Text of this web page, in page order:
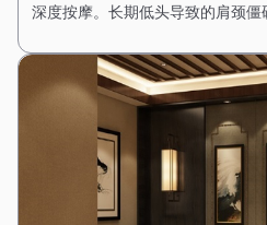
深度按摩。长期低头导致的肩颈僵